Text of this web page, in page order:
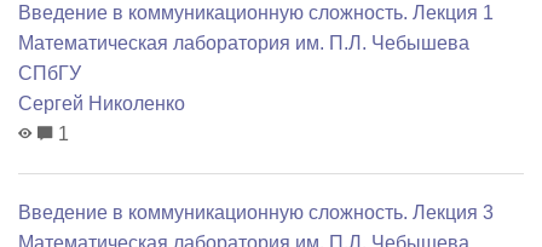
Введение в коммуникационную сложность. Лекция 1
Математичеcкая лаборатория им. П.Л. Чебышева
СПбГУ
Сергей Николенко
1
Введение в коммуникационную сложность. Лекция 3